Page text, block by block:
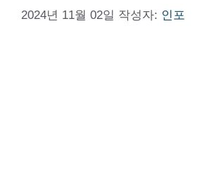
2024년 11월 02일 작성자: 인포